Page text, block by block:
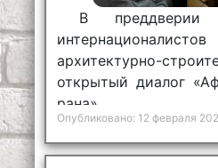
В
архитектурно-
открытый диалог
рана».
Опубликовано: 12 февраля